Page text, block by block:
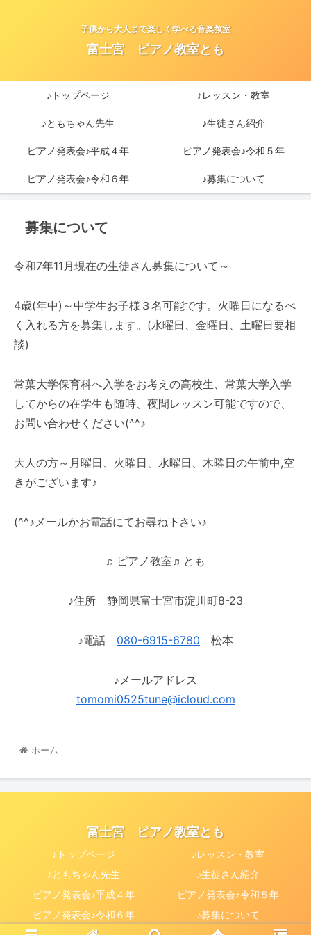
子供から大人まで楽しく学べる音楽教室
富士宮 ピアノ教室とも
♪トップページ ♪レッスン・教室
♪ともちゃん先生 ♪生徒さん紹介
ピアノ発表会♪平成４年 ピアノ発表会♪令和５年
ピアノ発表会♪令和６年 ♪募集について
募集について
令和7年11月現在の生徒さん募集について～
4歳(年中)～中学生お子様３名可能です。火曜日になるべ
く入れる方を募集します。(水曜日、金曜日、土曜日要相
談)
常葉大学保育科へ入学をお考えの高校生、常葉大学入学
してからの在学生も随時、夜間レッスン可能ですので、
お問い合わせください(^^♪
大人の方～月曜日、火曜日、水曜日、木曜日の午前中,空
きがございます♪
(^^♪メールかお電話にてお尋ね下さい♪
♬ピアノ教室♬とも
♪住所 静岡県富士宮市淀川町8-23
♪電話 080-6915-6780 松本
♪メールアドレス
tomomi0525tune@icloud.com
ホーム
富士宮 ピアノ教室とも
♪トップページ
♪レッスン・教室
♪ともちゃん先生
♪生徒さん紹介
ピアノ発表会♪平成４年
ピアノ発表会♪令和５年
ピアノ発表会♪令和６年
♪募集について